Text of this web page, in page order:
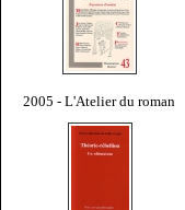
2005 - L'Atelier du roman